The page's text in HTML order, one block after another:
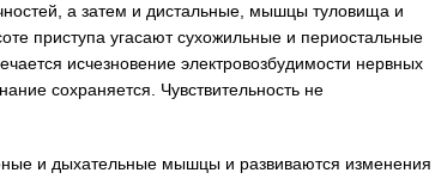
а затем и дистальные, мышцы туловища и
приступа угасают сухожильные и периостальные
исчезновение электровозбудимости нервных
сохраняется. Чувствительность не
и дыхательные мышцы и развиваются изменения